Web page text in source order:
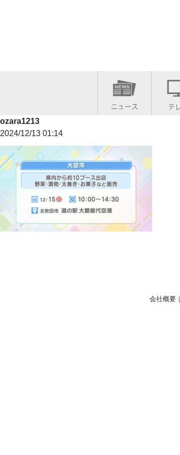
ozara1213
2024/12/13 01:14
会社概要｜